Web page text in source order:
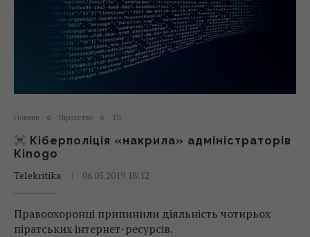
Новини Піратство ТБ
Кіберполіція «накрила» адміністраторів
Кinogo
Telekritika
06.05.2019 18:12
Правоохоронці припинили діяльність чотирьох
піратських інтернет-ресурсів.